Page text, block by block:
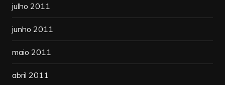
julho 2011
junho 2011
maio 2011
abril 2011